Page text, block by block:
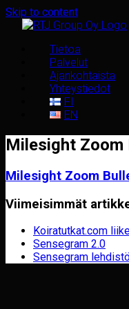
Skip to content
Tietoa
Palvelut
Ajankohtaista
Yhteystiedot
FI
EN
Milesight Zoom
Milesight Zoom
Viimeisimmät
Koiratutkat.com
Sensegram 2.0
Sensegram